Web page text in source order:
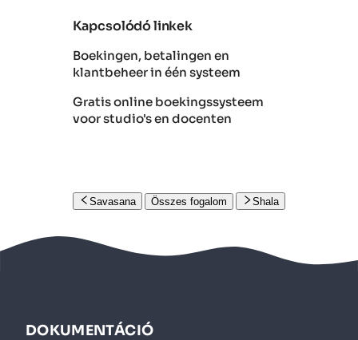
Kapcsolódó linkek
Boekingen, betalingen en
klantbeheer in één systeem
Gratis online boekingssysteem
voor studio's en docenten
Savasana Összes fogalom Shala
DOKUMENTÁCIÓ